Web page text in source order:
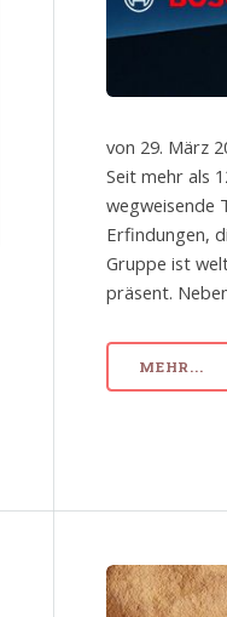
von 29. März
Seit mehr als
wegweisende
Erfindungen,
Gruppe ist
präsent.
MEHR...